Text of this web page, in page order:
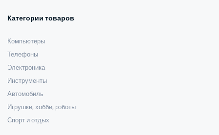
Категории товаров
Компьютеры
Телефоны
Электроника
Инструменты
Автомобиль
Игрушки, хобби, роботы
Спорт и отдых